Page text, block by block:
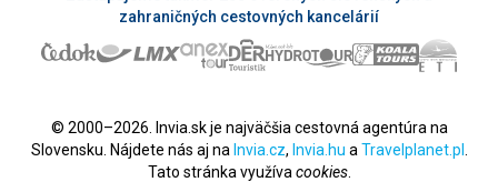
zahraničných cestovných kancelárií
© 2000–2026. Invia.sk je najväčšia cestovná agentúra na
Slovensku. Nájdete nás aj na Invia.cz, Invia.hu a Travelplanet.pl
Tato stránka využíva cookies.